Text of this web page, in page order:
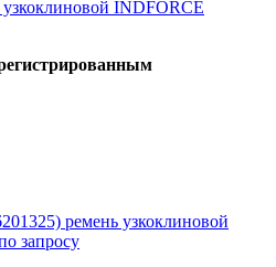
INDFORCE
ремень узкоклиновой
запросу